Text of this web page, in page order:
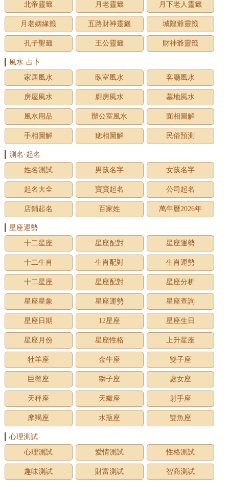
北帝靈籤 月老靈籤 月下老人靈籤
月老姻緣籤 五路財神靈籤 城隍爺靈籤
孔子聖籤 王公靈籤 財神爺靈籤
風水·占卜
家居風水
臥室風水 客廳風水
房屋風水 廚房風水 墓地風水
風水用品 辦公室風水 面相圖解
手相圖解 痣相圖解 民俗預測
測名·起名
姓名測試
男孩名字 女孩名字
起名大全 寶寶起名 公司起名
店鋪起名 百家姓 萬年曆2026年
星座運勢
十二星座
星座配對 星座運勢
十二生肖 生肖配對 生肖運勢
十二星座 星座配對 星座分析
星座星象 星座運勢 星座查詢
星座日期 12星座 星座生日
星座月份 星座性格 上升星座
牡羊座 金牛座 雙子座
巨蟹座 獅子座 處女座
天秤座 天蠍座 射手座
摩羯座 水瓶座 雙魚座
心理測試
心理測試
愛情測試 性格測試
趣味測試 財富測試 智商測試